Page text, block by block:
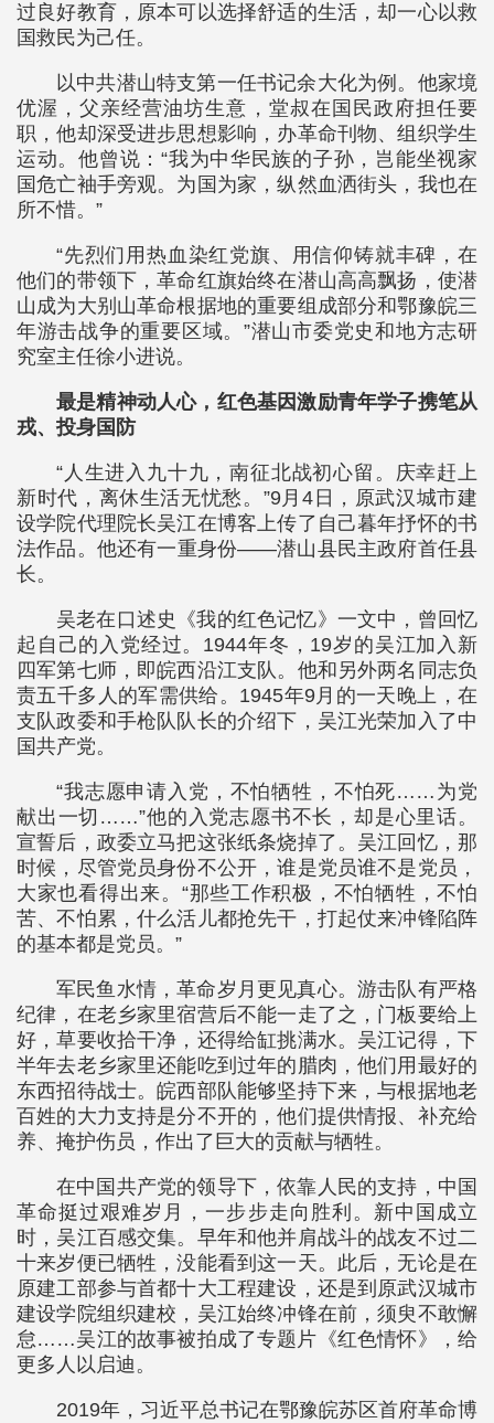
过良好教育，原本可以选择舒适的生活，却一心以救
国救民为己任。
以中共潜山特支第一任书记余大化为例。他家境
优渥，父亲经营油坊生意，堂叔在国民政府担任要
职，他却深受进步思想影响，办革命刊物、组织学生
运动。他曾说：“我为中华民族的子孙，岂能坐视家
国危亡袖手旁观。为国为家，纵然血洒街头，我也在
所不惜。”
“先烈们用热血染红党旗、用信仰铸就丰碑，在
他们的带领下，革命红旗始终在潜山高高飘扬，使潜
山成为大别山革命根据地的重要组成部分和鄂豫皖三
年游击战争的重要区域。”潜山市委党史和地方志研
究室主任徐小进说。
最是精神动人心，红色基因激励青年学子携笔从
戎、投身国防
“人生进入九十九，南征北战初心留。庆幸赶上
新时代，离休生活无忧愁。”9月4日，原武汉城市建
设学院代理院长吴江在博客上传了自己暮年抒怀的书
法作品。他还有一重身份——潜山县民主政府首任县
长。
吴老在口述史《我的红色记忆》一文中，曾回忆
起自己的入党经过。1944年冬，19岁的吴江加入新
四军第七师，即皖西沿江支队。他和另外两名同志负
责五千多人的军需供给。1945年9月的一天晚上，在
支队政委和手枪队队长的介绍下，吴江光荣加入了中
国共产党。
“我志愿申请入党，不怕牺牲，不怕死……为党
献出一切……”他的入党志愿书不长，却是心里话。
宣誓后，政委立马把这张纸条烧掉了。吴江回忆，那
时候，尽管党员身份不公开，谁是党员谁不是党员，
大家也看得出来。“那些工作积极，不怕牺牲，不怕
苦、不怕累，什么活儿都抢先干，打起仗来冲锋陷阵
的基本都是党员。”
军民鱼水情，革命岁月更见真心。游击队有严格
纪律，在老乡家里宿营后不能一走了之，门板要给上
好，草要收拾干净，还得给缸挑满水。吴江记得，下
半年去老乡家里还能吃到过年的腊肉，他们用最好的
东西招待战士。皖西部队能够坚持下来，与根据地老
百姓的大力支持是分不开的，他们提供情报、补充给
养、掩护伤员，作出了巨大的贡献与牺牲。
在中国共产党的领导下，依靠人民的支持，中国
革命挺过艰难岁月，一步步走向胜利。新中国成立
时，吴江百感交集。早年和他并肩战斗的战友不过二
十来岁便已牺牲，没能看到这一天。此后，无论是在
原建工部参与首都十大工程建设，还是到原武汉城市
建设学院组织建校，吴江始终冲锋在前，须臾不敢懈
怠……吴江的故事被拍成了专题片《红色情怀》，给
更多人以启迪。
2019年，习近平总书记在鄂豫皖苏区首府革命博